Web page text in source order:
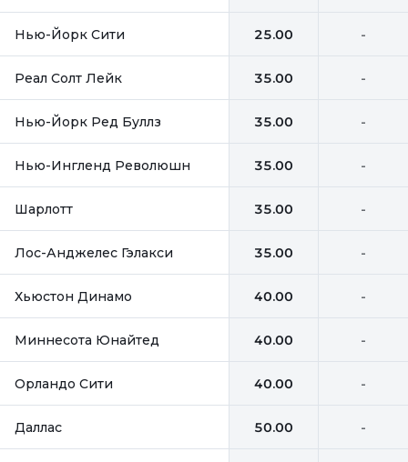
Нью-Йорк Сити 25.00 -
Реал Солт Лейк 35.00 -
Нью-Йорк Ред Буллз 35.00 -
Нью-Ингленд Революшн 35.00 -
Шарлотт 35.00 -
Лос-Анджелес Гэлакси 35.00 -
Хьюстон Динамо 40.00 -
Миннесота Юнайтед 40.00 -
Орландо Сити 40.00 -
Даллас 50.00 -